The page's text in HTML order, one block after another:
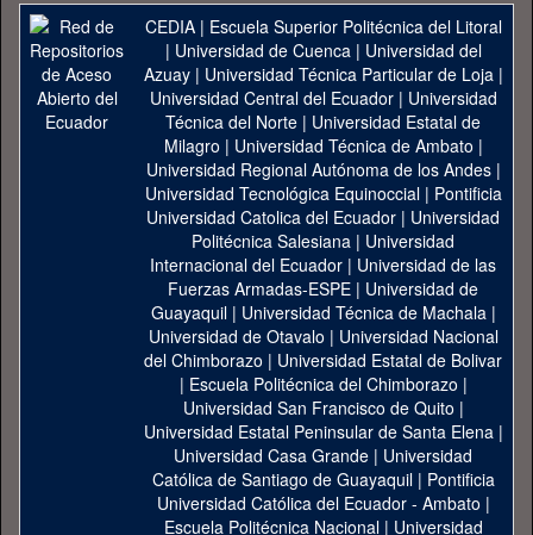
CEDIA| Escuela Superior Politécnica del Litoral
| Universidad de Cuenca| Universidad del
Azuay| Universidad Técnica Particular de Loja|
Universidad Central del Ecuador| Universidad
Técnica del Norte | Universidad Estatal de
Milagro | Universidad Técnica de Ambato |
Universidad Regional Autónoma de los Andes|
Universidad Tecnológica Equinoccial| Pontificia
Universidad Catolica del Ecuador | Universidad
Politécnica Salesiana | Universidad
Internacional del Ecuador | Universidad de las
Fuerzas Armadas-ESPE | Universidad de
Guayaquil| Universidad Técnica de Machala|
Universidad de Otavalo | Universidad Nacional
del Chimborazo | Universidad Estatal de Bolivar
| Escuela Politécnica del Chimborazo |
Universidad San Francisco de Quito |
Universidad Estatal Peninsular de Santa Elena|
Universidad Casa Grande | Universidad
Católica de Santiago de Guayaquil| Pontificia
Universidad Católica del Ecuador - Ambato |
Escuela Politécnica Nacional| Universidad